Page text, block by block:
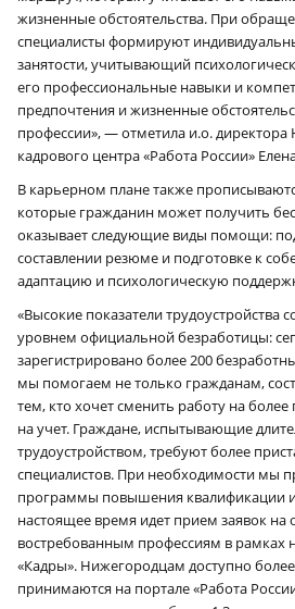
жизненные обстоятельства. При
специалисты формируют
занятости, учитывающий
его профессиональные навыки и
предпочтения и жизненные
профессии», — отметила и.о. директора
кадрового центра «Работа России»
В карьерном плане также
которые гражданин может получить
оказывает следующие виды помощи:
составлении резюме и подготовке к
адаптацию и психологическую
«Высокие показатели трудоустройства
уровнем официальной безработицы:
зарегистрировано более 200
мы помогаем не только гражданам,
тем, кто хочет сменить работу на
на учет. Граждане, испытывающие
трудоустройством, требуют более
специалистов. При необходимости мы
программы повышения квалификации
настоящее время идет прием заявок на
востребованным профессиям в рамках
«Кадры». Нижегородцам доступно
принимаются на портале «Работа